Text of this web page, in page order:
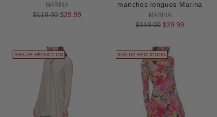
MARINA
Prix
$119.00 $29.99
manches longues Marina
MARINA
Prix
$119.00 $29.99
39% DE RÉDUCTION 35% DE RÉDUCTION